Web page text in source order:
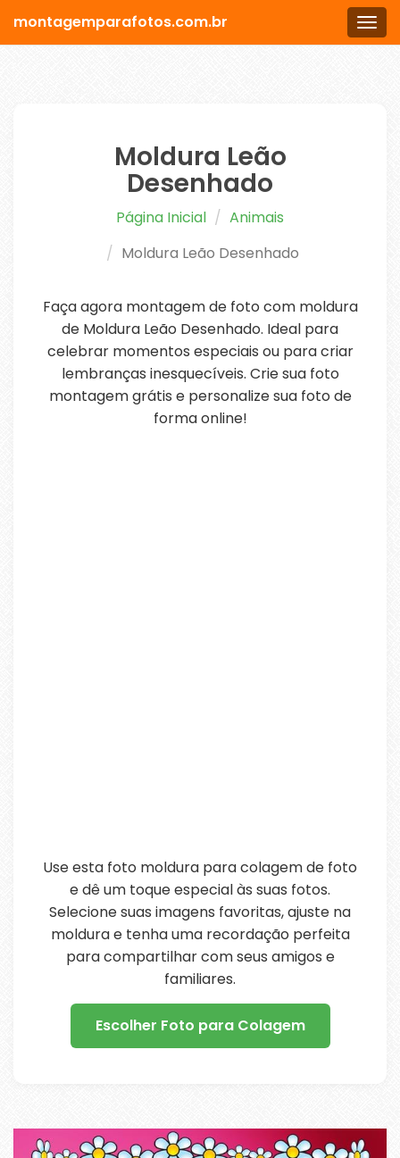
Menu
montagemparafotos.com.br
Moldura Leão
Desenhado
Página Inicial
Animais
Moldura Leão Desenhado
Faça agora montagem de foto com moldura
de Moldura Leão Desenhado. Ideal para
celebrar momentos especiais ou para criar
lembranças inesquecíveis. Crie sua foto
montagem grátis e personalize sua foto de
forma online!
Use esta foto moldura para colagem de foto
e dê um toque especial às suas fotos.
Selecione suas imagens favoritas, ajuste na
moldura e tenha uma recordação perfeita
para compartilhar com seus amigos e
familiares.
Escolher Foto para Colagem